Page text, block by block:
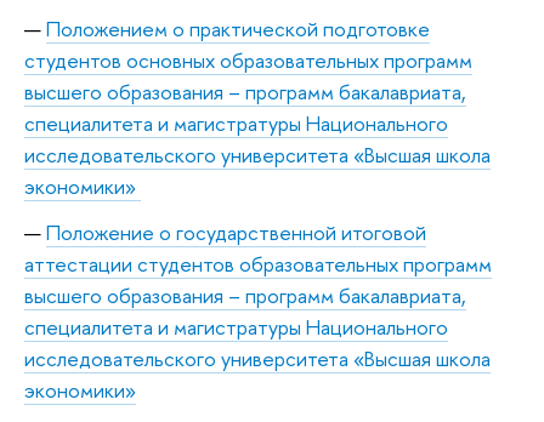
Положением о практической подготовке
студентов основных образовательных программ
высшего образования – программ бакалавриата,
специалитета и магистратуры Национального
исследовательского университета «Высшая школа
экономики»
Положение о государственной итоговой
аттестации студентов образовательных программ
высшего образования – программ бакалавриата,
специалитета и магистратуры Национального
исследовательского университета «Высшая школа
экономики»